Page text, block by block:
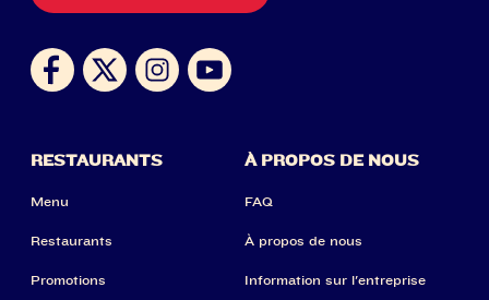
RESTAURANTS
Menu
Restaurants
Promotions
À PROPOS DE NOUS
FAQ
À propos de nous
Information sur l'entreprise